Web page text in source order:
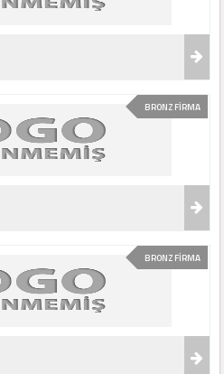
BRONZ FİRMA
BRONZ FİRMA